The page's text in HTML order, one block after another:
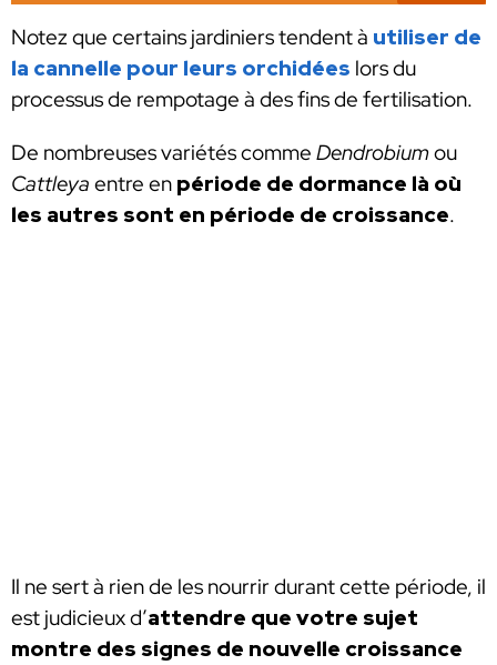
Notez que certains jardiniers tendent à utiliser de
la cannelle pour leurs orchidées lors du
processus de rempotage à des fins de fertilisation.
De nombreuses variétés comme Dendrobiumou
Cattleya entre en période de dormance là où
les autres sont en période de croissance.
Il ne sert à rien de les nourrir durant cette période, il
est judicieux d’attendre que votre sujet
montre des signes de nouvelle croissance